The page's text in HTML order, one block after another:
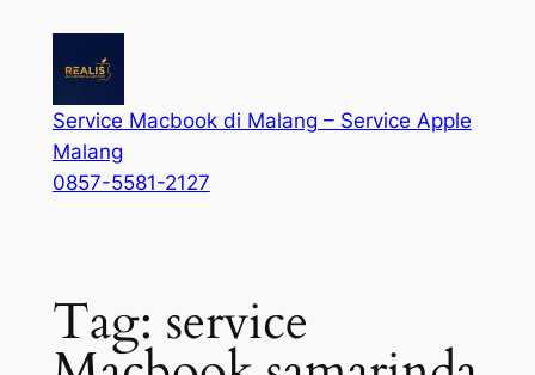
Service Macbook di Malang – Service Apple
Malang
0857-5581-2127
Tag: service